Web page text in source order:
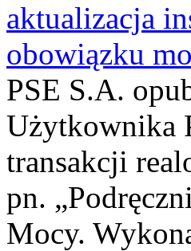
aktualizacja
obowiązku
PSE S.A.
Użytkownika
transakcji
pn.
Mocy.